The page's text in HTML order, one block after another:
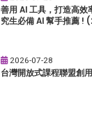
善用 AI 工具，打造高
究生必備 AI 幫手推薦
2026-07-28
台灣開放式課程聯盟創